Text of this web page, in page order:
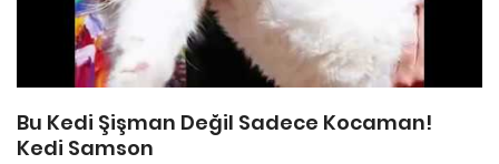
Bu Kedi Şişman Değil Sadece Kocaman!
Kedi Samson